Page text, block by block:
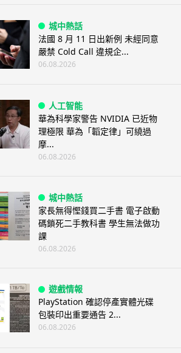
城中熱話
法國 8 月 11 日出新例 未經同意
嚴禁 Cold Call 違規企...
06.08.2026
人工智能
華為科學家警告 NVIDIA 已近物
理極限 華為「韜定律」可繞過
摩...
06.08.2026
城中熱話
家長無得慳錢買二手書 電子啟動
碼鎖死二手教科書 學生無法做功
課
06.08.2026
遊戲情報
PlayStation 確認停產實體光碟
包裝印出重要通告 2...
06.08.2026